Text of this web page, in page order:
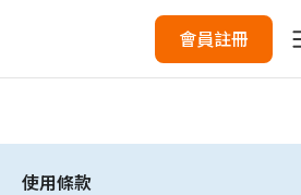
會員註冊
使用條款